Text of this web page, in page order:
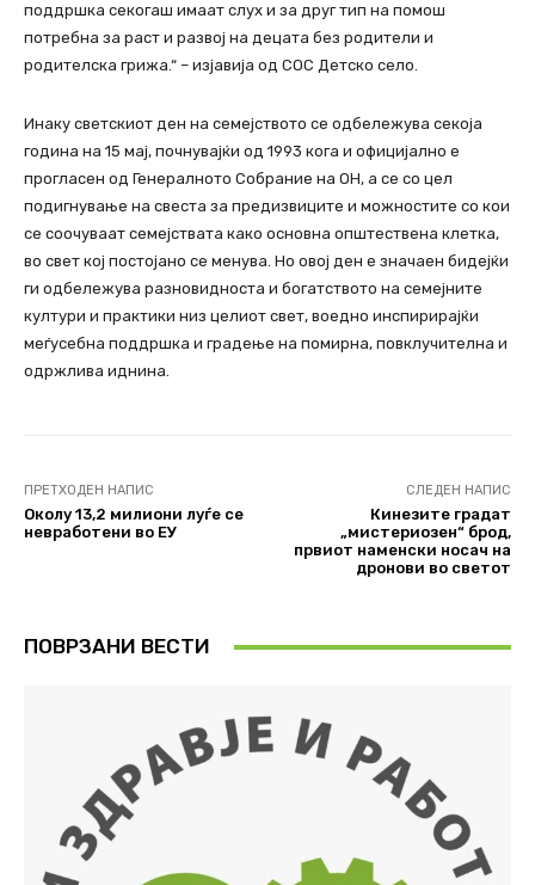
поддршка секогаш имаат слух и за друг тип на помош
потребна за раст и развој на децата без родители и
родителска грижа.“ – изјавија од СОС Детско село.
Инаку светскиот ден на семејството се одбележува секоја
година на 15 мај, почнувајќи од 1993 кога и официјално е
прогласен од Генералното Собрание на ОН, а се со цел
подигнување на свеста за предизвиците и можностите со кои
се соочуваат семејствата како основна општествена клетка,
во свет кој постојано се менува. Но овој ден е значаен бидејќи
ги одбележува разновидноста и богатството на семејните
култури и практики низ целиот свет, воедно инспирирајќи
меѓусебна поддршка и градење на помирна, повклучителна и
одржлива иднина.
ПРЕТХОДЕН НАПИС
Околу 13,2 милиони луѓе се
невработени во ЕУ
СЛЕДЕН НАПИС
Кинезите градат
„мистериозен“ брод,
првиот наменски носач на
дронови во светот
ПОВРЗАНИ ВЕСТИ